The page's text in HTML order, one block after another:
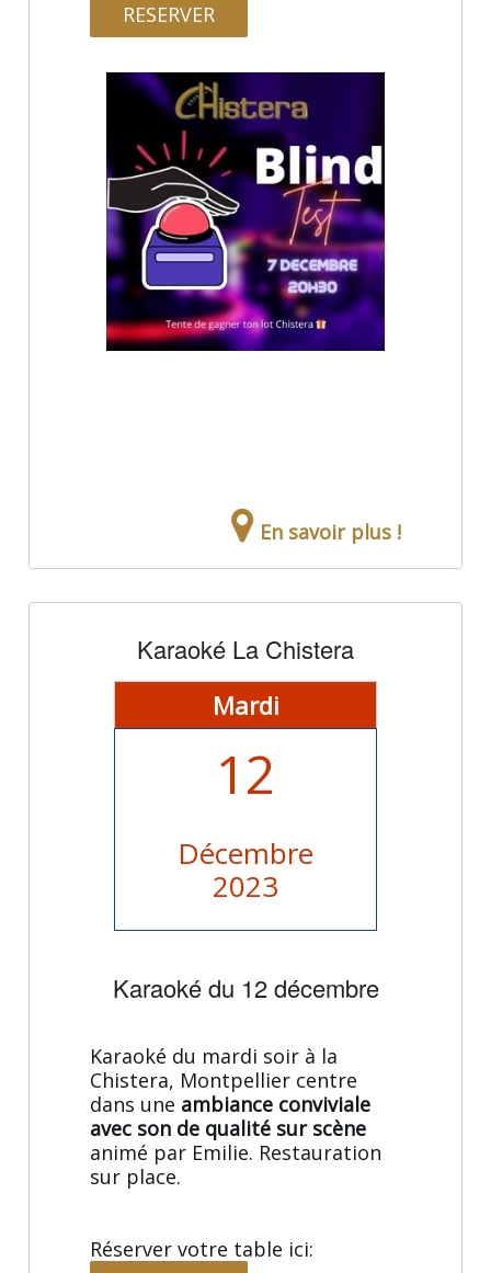
RESERVER
En savoir plus !
Karaoké La Chistera
Mardi
12
Décembre
2023
Karaoké du 12 décembre
Karaoké du mardi soir à la
Chistera, Montpellier centre
dans une ambiance conviviale
avec son de qualité sur scène
animé par Emilie. Restauration
sur place.
Réserver votre table ici: